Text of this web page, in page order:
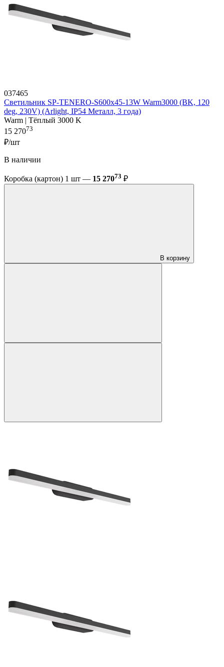
037465
Светильник SP-TENERO-S600x45-13W Warm3000 (BK, 120
deg, 230V) (Arlight, IP54 Металл, 3 года)
Warm | Тёплый 3000 K
15 27073
₽/шт
В наличии
Коробка (картон) 1 шт — 15 27073 ₽
В корзину